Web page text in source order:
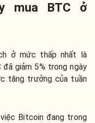
mua BTC ở
ở mức thấp nhất là
đã giảm 5% trong ngày
tăng trưởng của tuần
Bitcoin đang trong